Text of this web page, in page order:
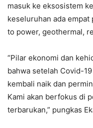
masuk ke eksosistem
keseluruhan ada
to power, geothermal,
“Pilar ekonomi dan
bahwa setelah Covid-
kembali naik dan
Kami akan berfokus di
terbarukan,” pungkas